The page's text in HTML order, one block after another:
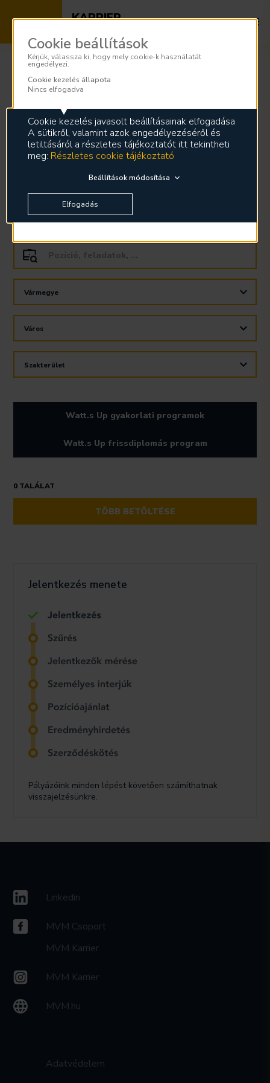
KARRIER
Állásajánlatok
Szövegbevitel
hatására
fog
a
pozíciók
listája.
jelölőnégyzetek
frissülni
fog
a
pozíciók
listája.
Vármegye
jelölőnégyzetek
frissülni
fog
pozíciók
Város
jelölőnégyzetek
Szakterület
Watt.s Up gyakorlati programok
Watt.s Up frissdiplomás program
0 TALÁLAT
TÖBB BETÖLTÉSE
Jelentkezés menete
Pályázóink minden lépést követően számíthatnak
visszajelzésünkre.
Cookie beállítások
Kérjük, válassza ki, hogy mely cookie-k használatát
engedélyezi.
Cookie kezelés állapota
Nincs elfogadva
Cookie kezelés javasolt beállításainak elfogadása
A sütikről, valamint azok engedélyezéséről és
letiltásáról a részletes tájékoztatót itt tekintheti
meg: Részletes cookie tájékoztató
Beállítások módosítása
Elfogadás
Adatvédelem
Linkedin
MVM Csoport
MVM Karrier
MVM Karrier
MVM.hu